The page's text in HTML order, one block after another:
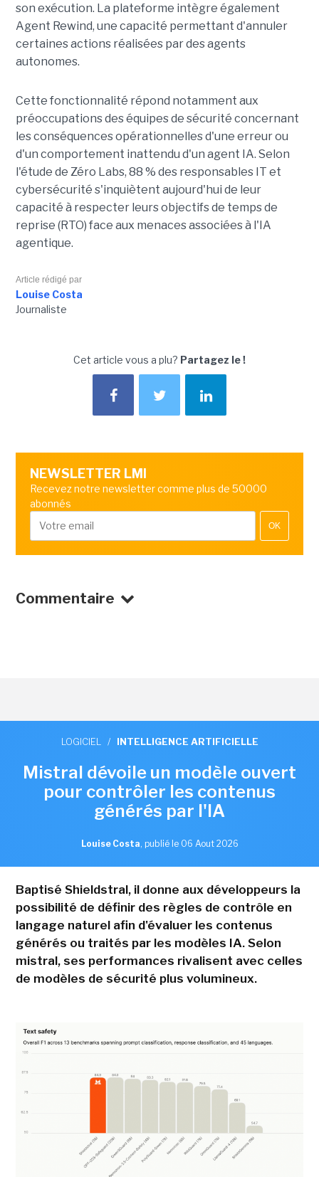
son exécution. La plateforme intègre également
Agent Rewind, une capacité permettant d'annuler
certaines actions réalisées par des agents
autonomes.
Cette fonctionnalité répond notamment aux
préoccupations des équipes de sécurité concernant
les conséquences opérationnelles d'une erreur ou
d'un comportement inattendu d'un agent IA. Selon
l'étude de Zéro Labs, 88 % des responsables IT et
cybersécurité s'inquiètent aujourd'hui de leur
capacité à respecter leurs objectifs de temps de
reprise (RTO) face aux menaces associées à l'IA
agentique.
Article rédigé par
Louise Costa
Journaliste
Cet article vous a plu? Partagez le !
NEWSLETTER LMI
Recevez notre newsletter comme plus de 50000
abonnés
OK
Commentaire
LOGICIEL / INTELLIGENCE ARTIFICIELLE
Mistral dévoile un modèle ouvert
pour contrôler les contenus
générés par l'IA
Louise Costa, publié le 06 Aout 2026
Baptisé Shieldstral, il donne aux développeurs la
possibilité de définir des règles de contrôle en
langage naturel afin d'évaluer les contenus
générés ou traités par les modèles IA. Selon
mistral, ses performances rivalisent avec celles
de modèles de sécurité plus volumineux.